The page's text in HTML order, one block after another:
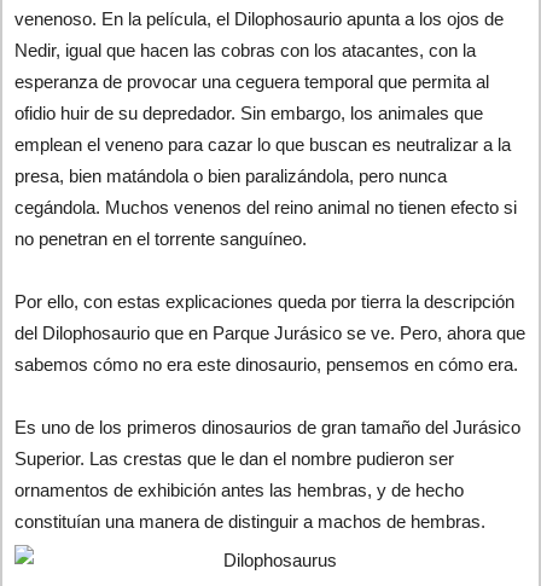
venenoso. En la película, el Dilophosaurio apunta a los ojos de
Nedir, igual que hacen las cobras con los atacantes, con la
esperanza de provocar una ceguera temporal que permita al
ofidio huir de su depredador. Sin embargo, los animales que
emplean el veneno para cazar lo que buscan es neutralizar a la
presa, bien matándola o bien paralizándola, pero nunca
cegándola. Muchos venenos del reino animal no tienen efecto si
no penetran en el torrente sanguíneo.
Por ello, con estas explicaciones queda por tierra la descripción
del Dilophosaurio que en Parque Jurásico se ve. Pero, ahora que
sabemos cómo no era este dinosaurio, pensemos en cómo era.
Es uno de los primeros dinosaurios de gran tamaño del Jurásico
Superior. Las crestas que le dan el nombre pudieron ser
ornamentos de exhibición antes las hembras, y de hecho
constituían una manera de distinguir a machos de hembras.